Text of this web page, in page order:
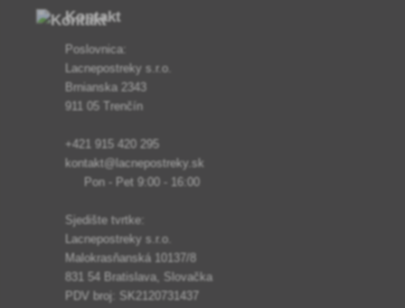
Kontakt
Poslovnica:
Lacnepostreky s.r.o.
Brnianska 2343
911 05 Trenčín
+421 915 420 295
kontakt@lacnepostreky.sk
Pon - Pet 9:00 - 16:00
Sjedište tvrtke:
Lacnepostreky s.r.o.
Malokrasňanská 10137/8
831 54 Bratislava, Slovačka
PDV broj: SK2120731437